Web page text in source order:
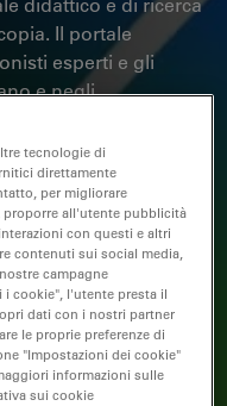
Il portale
esperti e gli
e negli
e le
della comunità
esperienza.
tecnologie di
direttamente
per migliorare
proporre all'utente pubblicità
con questi e altri
contenuti sui social media,
campagne
cookie", l'utente presta il
dati con i nostri partner
le proprie preferenze di
"Impostazioni dei cookie"
informazioni sulle
sui cookie